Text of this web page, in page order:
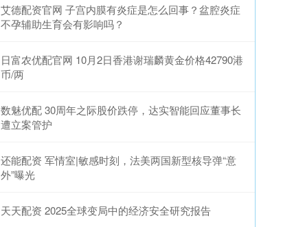
艾德配资官网 子宫内膜有炎症是怎么回事？盆腔炎症
不孕辅助生育会有影响吗？
日富农优配官网 10月2日香港谢瑞麟黄金价格42790港
币/两
数魅优配 30周年之际股价跌停，达实智能回应董事长
遭立案管护
还能配资 军情室|敏感时刻，法美两国新型核导弹“意
外”曝光
天天配资 2025全球变局中的经济安全研究报告